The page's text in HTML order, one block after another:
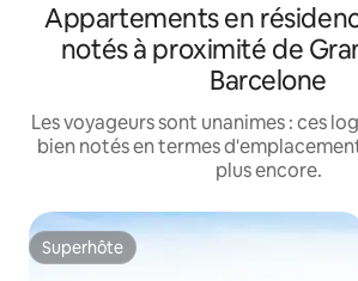
Appartements en
notés à proximité de
Barcelone
Les voyageurs sont unanimes : ces
bien notés en termes
plus encore.
Superhôte
Superhôte